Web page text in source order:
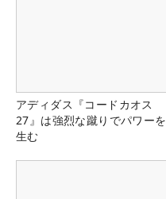
アディダス『コードカオス
27』は強烈な蹴りでパワーを
生む